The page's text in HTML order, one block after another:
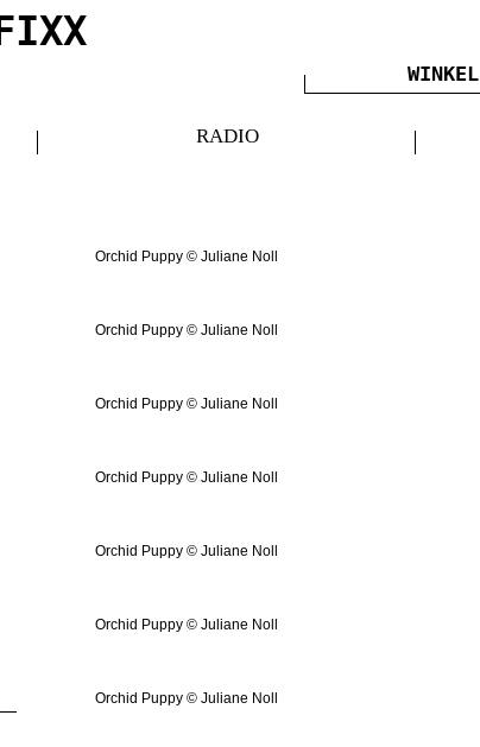
WINKEL
RADIO
Orchid Puppy © Juliane Noll
Orchid Puppy © Juliane Noll
Orchid Puppy © Juliane Noll
Orchid Puppy © Juliane Noll
Orchid Puppy © Juliane Noll
Orchid Puppy © Juliane Noll
Orchid Puppy © Juliane Noll